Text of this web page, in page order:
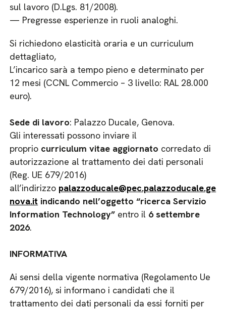
sul lavoro (D.Lgs. 81/2008).
— Pregresse esperienze in ruoli analoghi.
Si richiedono elasticità oraria e un curriculum
dettagliato,
L’incarico sarà a tempo pieno e determinato per
12 mesi (CCNL Commercio – 3 livello: RAL 28.000
euro)​.
Sede di lavoro: Palazzo Ducale, Genova.
Gli interessati possono inviare il
proprio curriculum vitae aggiornato corredato di
autorizzazione al trattamento dei dati personali
(Reg. UE 679/2016)
all’indirizzo palazzoducale@pec.palazzoducale.ge
nova.it indicando nell’oggetto “ricerca Servizio
Information Technology” entro il 6 settembre
2026.
INFORMATIVA
Ai sensi della vigente normativa (Regolamento Ue
679/2016), si informano i candidati che il
trattamento dei dati personali da essi forniti per